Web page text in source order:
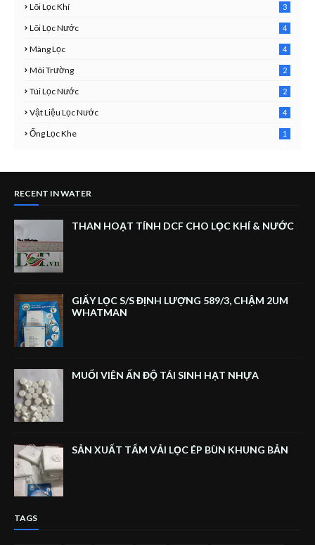
Lõi Lọc Khí
3
Lõi Lọc Nước
4
Màng Lọc
4
Môi Trường
2
Túi Lọc Nước
2
Vật Liệu Lọc Nước
4
Ống Lọc Khe
1
RECENT IN WATER
THAN HOẠT TÍNH DCF CHO LỌC KHÍ & NƯỚC
GIẤY LỌC S/S ĐỊNH LƯỢNG 589/3, CHẬM 2UM
WHATMAN
MUỐI VIÊN ẤN ĐỘ TÁI SINH HẠT NHỰA
SẢN XUẤT TẤM VẢI LỌC ÉP BÙN KHUNG BẢN
TAGS